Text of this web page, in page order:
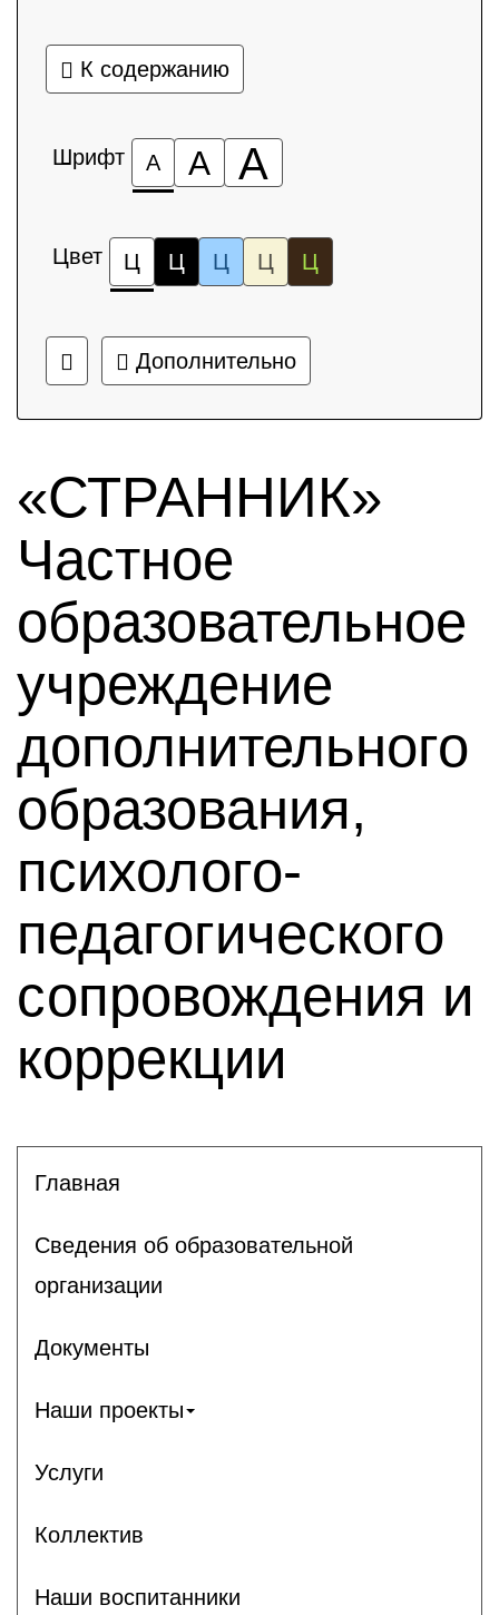
К содержанию
Шрифт А А А
Цвет Ц Ц Ц Ц Ц
Дополнительно
«СТРАННИК»
Частное
образовательное
учреждение
дополнительного
образования,
психолого-
педагогического
сопровождения и
коррекции
Главная
Сведения об образовательной
организации
Документы
Наши проекты
Услуги
Коллектив
Наши воспитанники